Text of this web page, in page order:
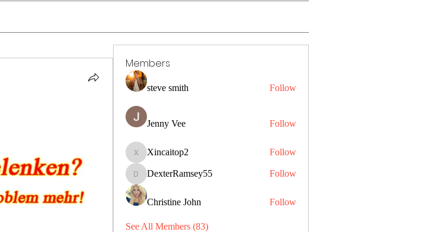
Members
steve smith Follow
Jenny Vee Follow
Xincaitop2
Xincaitop2 Follow
DexterRamsey55
DexterRamsey55 Follow
Christine John Follow
See All Members (83)